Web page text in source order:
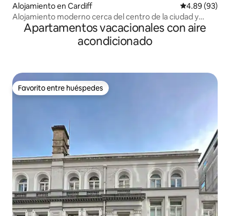
Alojamiento en Cardiff Calificación
4.89 (93)
Alojamiento moderno cerca del centro de la ciudad y
Heath Hospital.
Apartamentos vacacionales con aire
acondicionado
Favorito entre huéspedes
Favorito entre huéspedes